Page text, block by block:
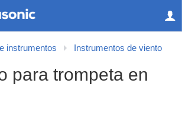
instrumentos Instrumentos de viento
para trompeta en